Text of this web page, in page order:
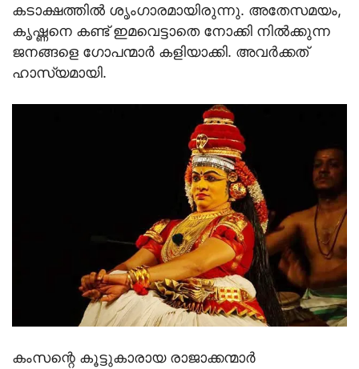
കടാക്ഷത്തില്‍ ശൃംഗാരമായിരുന്നു. അതേസമയം,
കൃഷ്ണനെ കണ്ട് ഇമവെട്ടാതെ നോക്കി നില്‍ക്കുന്ന
ജനങ്ങളെ ഗോപന്മാര്‍ കളിയാക്കി. അവര്‍ക്കത്
ഹാസ്യമായി.
കംസന്റെ കൂട്ടുകാരായ രാജാക്കന്മാര്‍